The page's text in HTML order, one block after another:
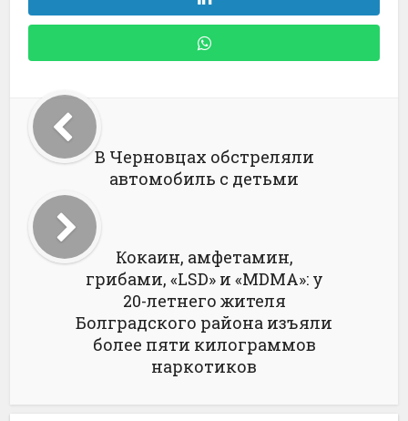
В Черновцах обстреляли
автомобиль с детьми
Кокаин, амфетамин,
грибами, «LSD» и «MDMA»: у
20-летнего жителя
Болградского района изъяли
более пяти килограммов
наркотиков